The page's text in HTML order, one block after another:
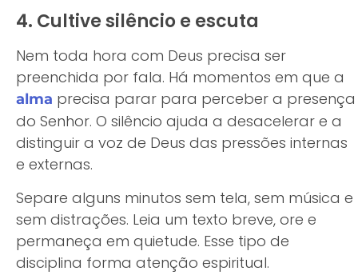
4. Cultive silêncio e escuta
Nem toda hora com Deus precisa ser
preenchida por fala. Há momentos em que a
alma precisa parar para perceber a presença
do Senhor. O silêncio ajuda a desacelerar e a
distinguir a voz de Deus das pressões internas
e externas.
Separe alguns minutos sem tela, sem música e
sem distrações. Leia um texto breve, ore e
permaneça em quietude. Esse tipo de
disciplina forma atenção espiritual.